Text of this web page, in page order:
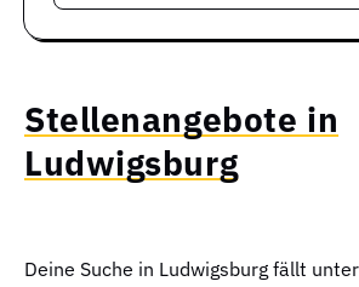
Stellenangebote in
Ludwigsburg
Deine Suche in Ludwigsburg fällt